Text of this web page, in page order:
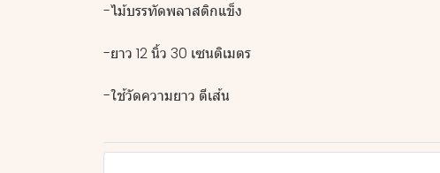
-ไม้บรรทัดพลาสติกแข็ง
-ยาว 12 นิ้ว 30 เซนติเมตร
-ใช้วัดความยาว ตีเส้น